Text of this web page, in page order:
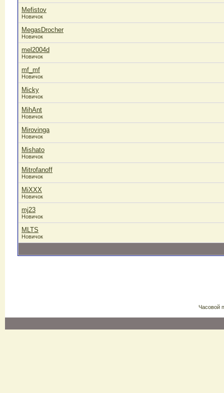
Mefistov
Новичок
MegasDrocher
Новичок
mel2004d
Новичок
mf_mf
Новичок
Micky
Новичок
MihAnt
Новичок
Mirovinga
Новичок
Mishato
Новичок
Mitrofanoff
Новичок
MiXXX
Новичок
mj23
Новичок
MLTS
Новичок
Часовой